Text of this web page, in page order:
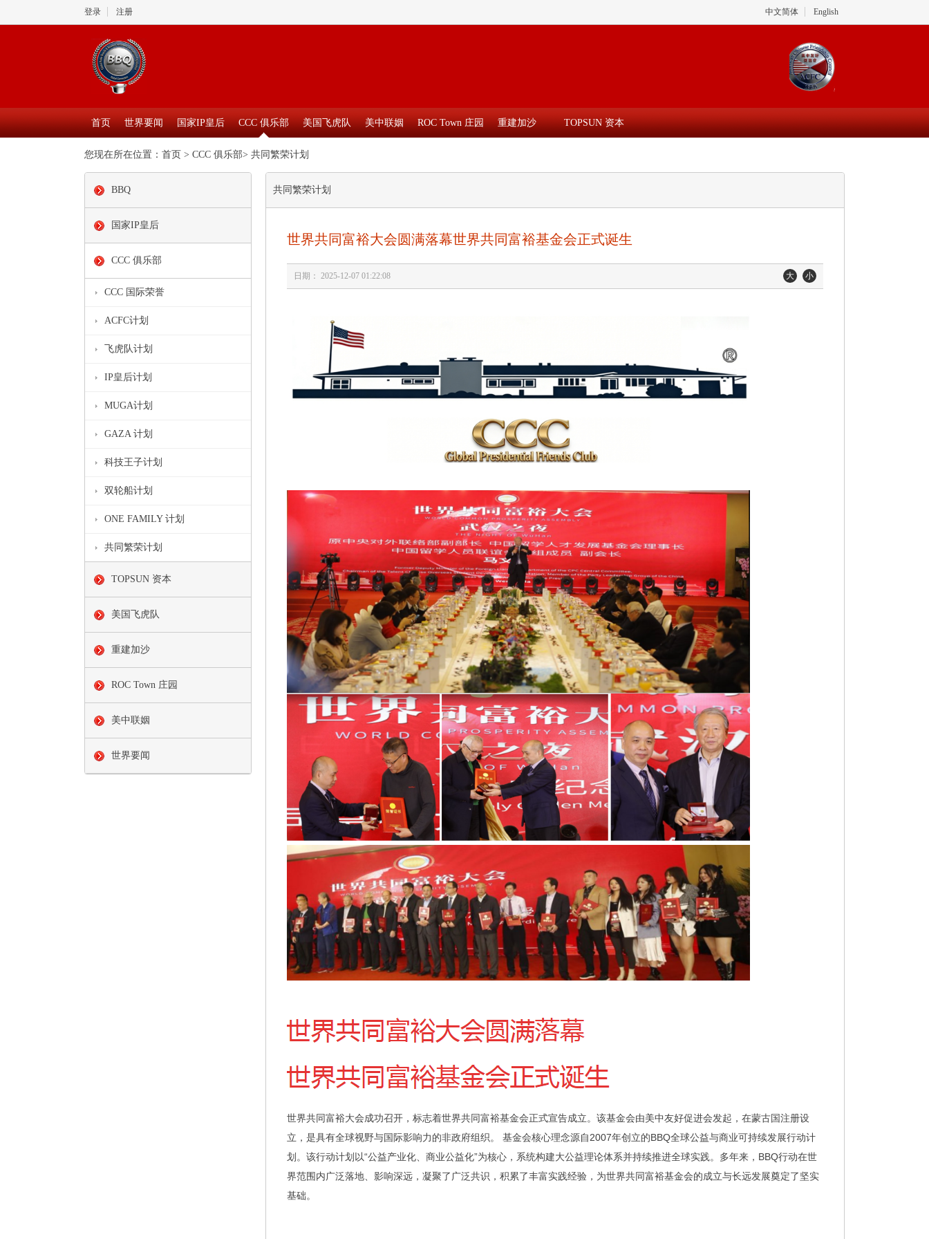
中文简体 English
登录 注册
首页 世界要闻 国家IP皇后 CCC 俱乐部 美国飞虎队 美中联姻 ROC Town 庄园 重建加沙 TOPSUN 资本
您现在所在位置： 首页 > CCC 俱乐部> 共同繁荣计划
BBQ
国家IP皇后
CCC 俱乐部
CCC 国际荣誉
ACFC计划
飞虎队计划
IP皇后计划
MUGA计划
GAZA 计划
科技王子计划
双轮船计划
ONE FAMILY 计划
共同繁荣计划
TOPSUN 资本
美国飞虎队
重建加沙
ROC Town 庄园
美中联姻
世界要闻
共同繁荣计划
世界共同富裕大会圆满落幕世界共同富裕基金会正式诞生
小
大
日期： 2025-12-07 01:22:08
世界共同富裕大会成功召开，标志着世界共同富裕基金会正式宣告成立。该基金会由美中友好促进会发起，在蒙古国注册设
立，是具有全球视野与国际影响力的非政府组织。 基金会核心理念源自2007年创立的BBQ全球公益与商业可持续发展行动计
划。该行动计划以“公益产业化、商业公益化”为核心，系统构建大公益理论体系并持续推进全球实践。多年来，BBQ行动在世
界范围内广泛落地、影响深远，凝聚了广泛共识，积累了丰富实践经验，为世界共同富裕基金会的成立与长远发展奠定了坚实
基础。